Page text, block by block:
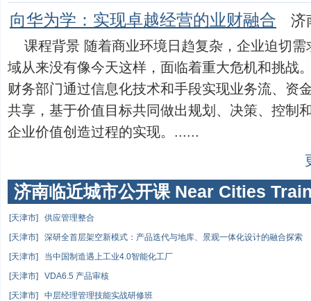
向华为学：实现卓越经营的业财融合 济
课程背景 随着商业环境日趋复杂，企业迫切
域从来没有像今天这样，面临着重大危机和挑战
财务部门通过信息化技术和手段实现业务流、资
共享，基于价值目标共同做出规划、决策、控制
企业价值创造过程的实现。......
济南临近城市公开课 Near Cities
[天津市]
供应管理整合
[天津市]
深研全首层架空新模式：产品迭代与地库、景观一体化设计的融合探索
[天津市]
当中国制造遇上工业4.0智能化工厂
[天津市]
VDA6.5 产品审核
[天津市]
中层经理管理技能实战研修班